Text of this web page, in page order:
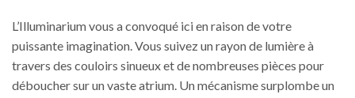
L’Illuminarium vous a convoqué ici en raison de votre
puissante imagination. Vous suivez un rayon de lumière à
travers des couloirs sinueux et de nombreuses pièces pour
déboucher sur un vaste atrium. Un mécanisme surplombe un